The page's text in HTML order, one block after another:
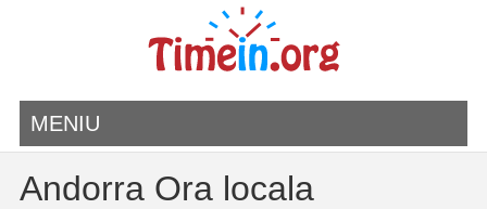
MENIU
Andorra Ora locala